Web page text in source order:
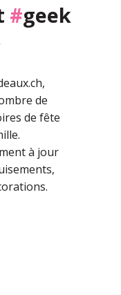
#geek
de
de fête
à jour